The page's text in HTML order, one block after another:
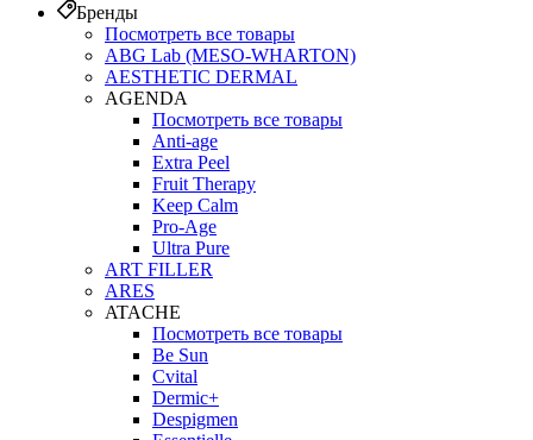
Бренды
Посмотреть все товары
ABG Lab (MESO-WHARTON)
AESTHETIC DERMAL
AGENDA
Посмотреть все товары
Anti-age
Extra Peel
Fruit Therapy
Keep Calm
Pro‑Age
Ultra Pure
ART FILLER
ARES
ATACHE
Посмотреть все товары
Be Sun
Cvital
Dermic+
Despigmen